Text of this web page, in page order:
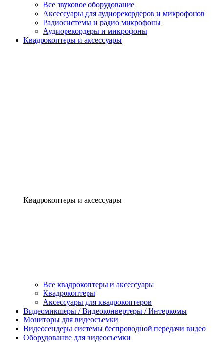
Все звуковое оборудование
Аксессуары для аудиорекордеров и микрофонов
Радиосистемы и радио микрофоны
Аудиорекордеры и микрофоны
Квадрокоптеры и аксессуары
Квадрокоптеры и аксессуары
Все квадрокоптеры и аксессуары
Квадрокоптеры
Аксессуары для квадрокоптеров
Видеомикшеры / Видеоконвертеры / Интеркомы
Мониторы для видеосъемки
Видеосендеры системы беспроводной передачи видео
Оборудование для видеосъемки